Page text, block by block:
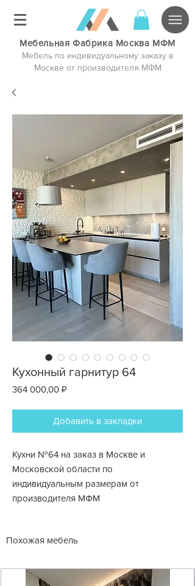
Мебельная Фабрика Москва МФМ
Мебель по индивидуальному заказу в
Москве от производителя МФМ
Кухонный гарнитур 64
364 000,00 ₽Цена
Добавить в закладки
Кухни №64 на заказ в Москве и
Московской области по
индивидуальным размерам от
производителя МФМ
Похожая мебель